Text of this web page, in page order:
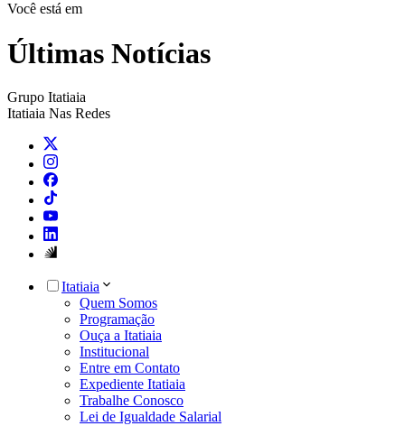
Você está em
Últimas Notícias
Grupo Itatiaia
Itatiaia Nas Redes
Itatiaia
Quem Somos
Programação
Ouça a Itatiaia
Institucional
Entre em Contato
Expediente Itatiaia
Trabalhe Conosco
Lei de Igualdade Salarial